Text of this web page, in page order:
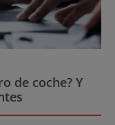
de coche? Y